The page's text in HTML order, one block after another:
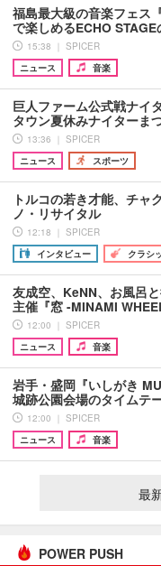
福島最大級の音楽フェス
で楽しめるECHO
15:38 ｜ SPICER
ニュース
音楽
巨人ファーム公式戦ナ
タウン夏休みナイターま
13:36 ｜ SPICER
ニュース
スポーツ
トルコの若き才能、チ
ノ・リサイタル
12:18 ｜ SPICER
インタビュー
クラシ
友成空、KeNN、お風呂
主催『窓 -MINAMI
12:00 ｜ SPICER
ニュース
音楽
岩手・盛岡『いしがき
城跡公園会場のタイムテ
12:00 ｜ SPICER
ニュース
音楽
最
POWER PUSH